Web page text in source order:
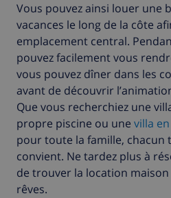
Vous pouvez ainsi louer une
vacances le long de la côte
emplacement central.
pouvez facilement vous
vous pouvez dîner dans les
avant de découvrir
Que vous recherchiez une
propre piscine ou une villa
pour toute la famille, chacun
convient. Ne tardez plus à
de trouver la location
rêves.